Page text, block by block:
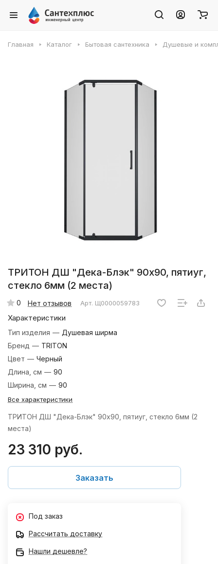
Главная Каталог Бытовая сантехника Душевые и
ТРИТОН ДШ "Дека-Блэк" 90х90, пятиуг,
стекло 6мм (2 места)
0 Нет отзывов Арт. Щ0000059783
Характеристики
Тип изделия — Душевая ширма
Бренд — TRITON
Цвет — Черный
Длина, см — 90
Ширина, см — 90
Все характеристики
ТРИТОН ДШ "Дека-Блэк" 90х90, пятиуг, стекло 6мм (2
места)
23 310 руб.
Заказать
Под заказ
Рассчитать доставку
Нашли дешевле?